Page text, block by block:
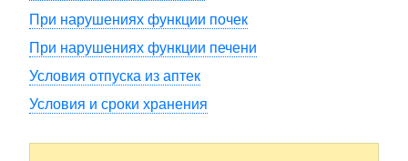
При нарушениях функции почек
При нарушениях функции печени
Условия отпуска из аптек
Условия и сроки хранения